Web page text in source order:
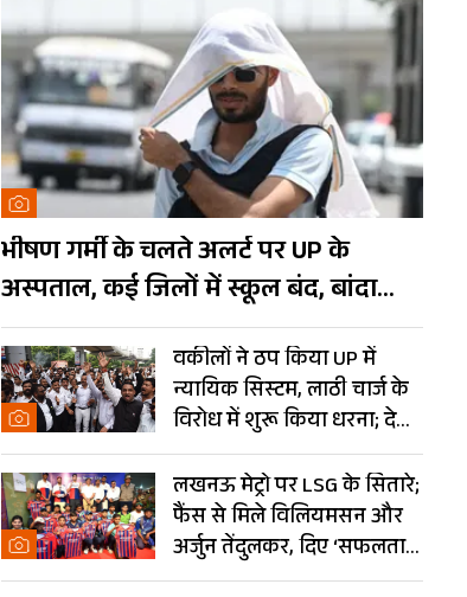
भीषण गर्मी के चलते अलर्ट पर UP के
अस्पताल, कई जिलों में स्कूल बंद, बांदा
दुनिया का तीसरा सबसे गर्म शहर
वकीलों ने ठप किया UP में
न्यायिक सिस्टम, लाठी चार्ज के
विरोध में शुरू किया धरना; देखें
Photos
लखनऊ मेट्रो पर LSG के सितारे;
फैंस से मिले विलियमसन और
अर्जुन तेंदुलकर, दिए ‘सफलता
के मंत्र’- PHOTOS